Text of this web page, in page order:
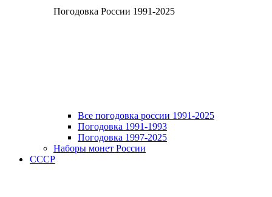
Погодовка России 1991-2025
Все погодовка россии 1991-2025
Погодовка 1991-1993
Погодовка 1997-2025
Наборы монет России
СССР